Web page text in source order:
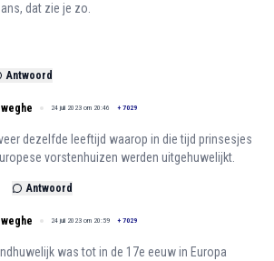
dat zie je zo.
Antwoord
24 juli 2023 om 20:46 + 7029
dezelfde leeftijd waarop in die tijd prinsesjes
vorstenhuizen werden uitgehuwelijkt.
Antwoord
24 juli 2023 om 20:59 + 7029
was tot in de 17e eeuw in Europa